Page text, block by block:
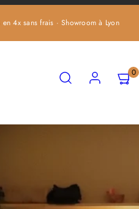
4x sans frais · Showroom à Lyon
RechercheCompte
mon
mon
0